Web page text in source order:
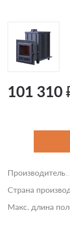
101 310
Производитель
Страна
Макс. длина